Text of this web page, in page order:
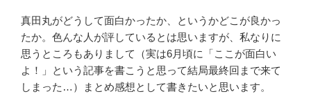
真田丸がどうして面白かったか、というかどこが良かっ
たか。色んな人が評しているとは思いますが、私なりに
思うところもありまして（実は6月頃に「ここが面白い
よ！」という記事を書こうと思って結局最終回まで来て
しまった…）まとめ感想として書きたいと思います。